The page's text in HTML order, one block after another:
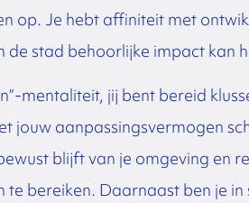
op. Je hebt affiniteit met
stad behoorlijke impact kan
mentaliteit, jij bent bereid
jouw aanpassingsvermogen
blijft van je omgeving en
te bereiken. Daarnaast ben je